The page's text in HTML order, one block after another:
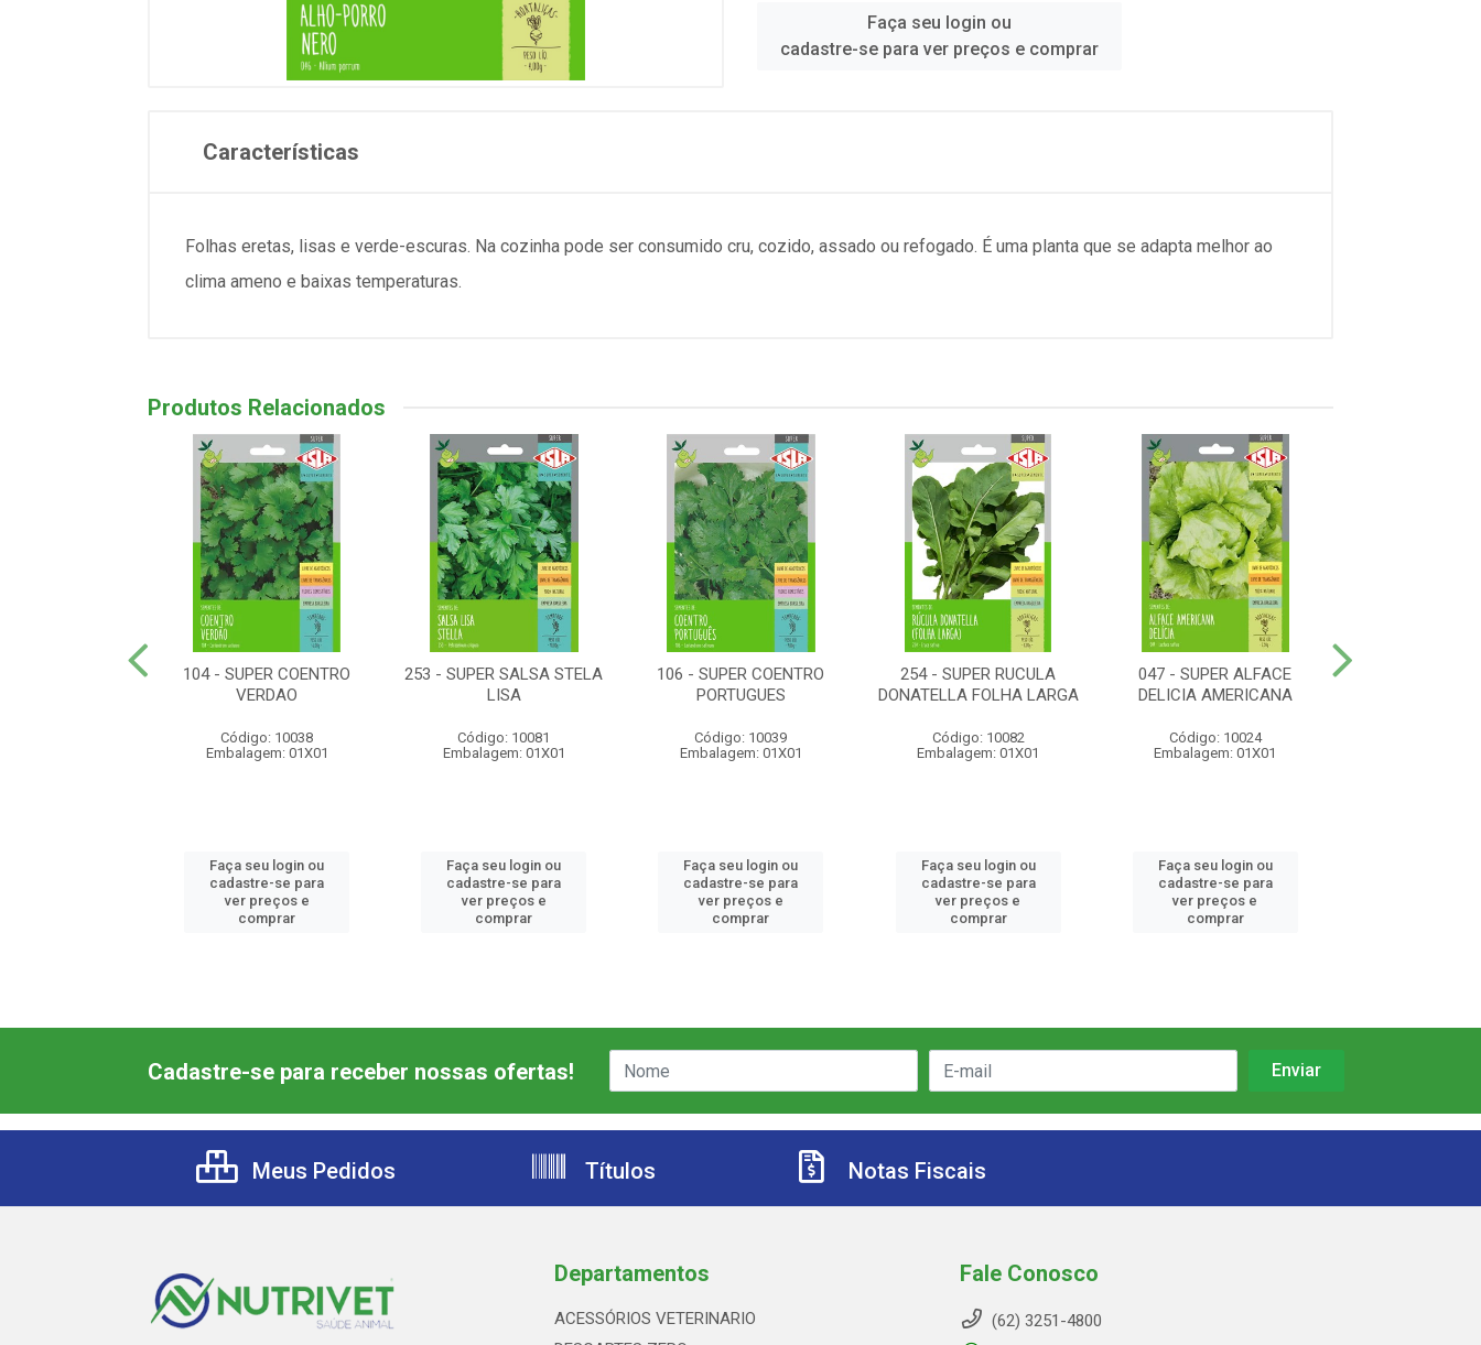
Faça seu login ou
cadastre-se para ver preços e comprar
Características
Folhas eretas, lisas e verde-escuras. Na cozinha pode ser consumido cru, cozido, assado ou refogado. É uma planta que se adapta melhor ao
clima ameno e baixas temperaturas.
Produtos Relacionados
104 - SUPER COENTRO
VERDAO
Código: 10038
Embalagem: 01X01
Faça seu login ou
cadastre-se para
ver preços e
comprar
253 - SUPER SALSA STELA
LISA
Código: 10081
Embalagem: 01X01
Faça seu login ou
cadastre-se para
ver preços e
comprar
106 - SUPER COENTRO
PORTUGUES
Código: 10039
Embalagem: 01X01
Faça seu login ou
cadastre-se para
ver preços e
comprar
254 - SUPER RUCULA
DONATELLA FOLHA LARGA
Código: 10082
Embalagem: 01X01
Faça seu login ou
cadastre-se para
ver preços e
comprar
047 - SUPER ALFACE
DELICIA AMERICANA
Código: 10024
Embalagem: 01X01
Faça seu login ou
cadastre-se para
ver preços e
comprar
Cadastre-se para receber nossas ofertas!
Meus Pedidos Títulos Notas Fiscais
Departamentos
ACESSÓRIOS VETERINARIO
Fale Conosco
(62) 3251-4800